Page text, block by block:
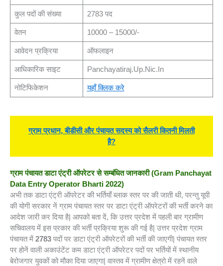
कुल पदों की संख्या 2783 पद
वेतन 10000 – 15000/-
आवेदन प्रक्रिया ऑफलाइन
आधिकारिक साइट Panchayatiraj.up.nic.in
नोटिफिकेशन यहाँ क्लिक करे
ग्राम प्रधान, बीडीसी और पंचायत सदस्य को सैलरी कितनी मिलती
है?
ग्राम पंचायत डाटा एंट्री ऑपरेटर से सम्बंधित जानकारी (Gram Panchayat
Data Entry Operator Bharti 2022)
अभी तक डाटा एंट्री ऑपरेटर की भर्तियाँ ब्लाक स्तर पर की जाती थी, परन्तु यूपी
की योगी सरकार नें ग्राम पंचायत स्तर पर डाटा एंट्री ऑपरेटरों की भर्ती करने का
आदेश जारी कर दिया है| आपको बता दें, कि उत्तर प्रदेश में पहली बार ग्रामीण
सचिवालय में इस प्रकार की भर्ती प्रक्रिया शुरू की गई है| उत्तर प्रदेश ग्राम
पंचायत में 2783 पदों पर डाटा एंट्री ऑपरेटरों की भर्ती की जाएगी| पंचायत स्तर
पर होनें वाली अकाउंटेंट कम डाटा एंट्री ऑपरेटर पदों पर भर्तियों में स्थानीय
बेरोजगार युवकों को मौका दिया जाएगा| वास्तव में ग्रामीण क्षेत्रो में रहनें वाले